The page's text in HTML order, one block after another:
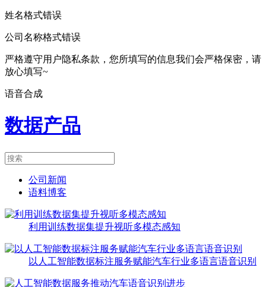
姓名格式错误
公司名称格式错误
严格遵守用户隐私条款，您所填写的信息我们会严格保密，请
放心填写~
语音合成
数据产品
公司新闻
语料博客
利用训练数据集提升视听多模态感知
以人工智能数据标注服务赋能汽车行业多语言语音识别